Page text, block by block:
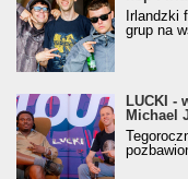
Irlandzki
grup na
LUCKI -
Michael